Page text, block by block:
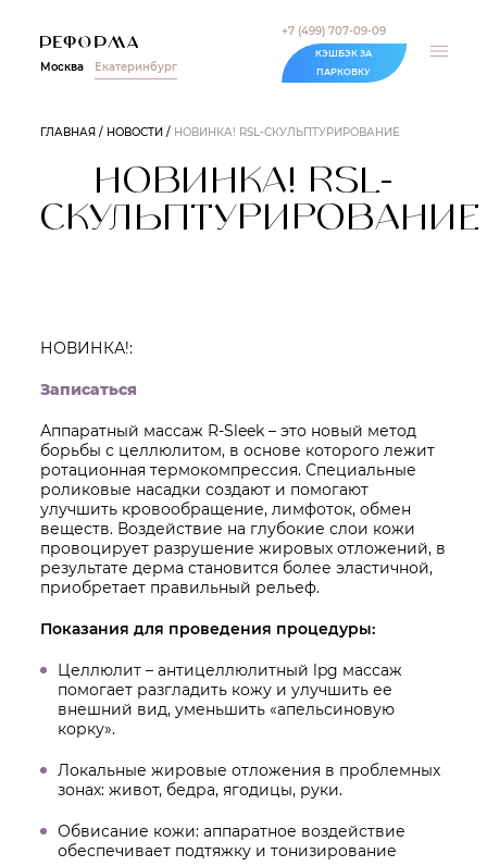
Москва Екатеринбург
КЭШБЭК ЗА
ПАРКОВКУ
+7 (499) 707-09-09
ГЛАВНАЯ НОВОСТИ НОВИНКА! RSL-СКУЛЬПТУРИРОВАНИЕ
НОВИНКА! RSL-
СКУЛЬПТУРИРОВАНИЕ
НОВИНКА!:
Записаться
Аппаратный массаж R-Sleek – это новый метод
борьбы с целлюлитом, в основе которого лежит
ротационная термокомпрессия. Специальные
роликовые насадки создают и помогают
улучшить кровообращение, лимфоток, обмен
веществ. Воздействие на глубокие слои кожи
провоцирует разрушение жировых отложений, в
результате дерма становится более эластичной,
приобретает правильный рельеф.
Показания для проведения процедуры:
Целлюлит – антицеллюлитный lpg массаж
помогает разгладить кожу и улучшить ее
внешний вид, уменьшить «апельсиновую
корку».
Локальные жировые отложения в проблемных
зонах: живот, бедра, ягодицы, руки.
Обвисание кожи: аппаратное воздействие
обеспечивает подтяжку и тонизирование